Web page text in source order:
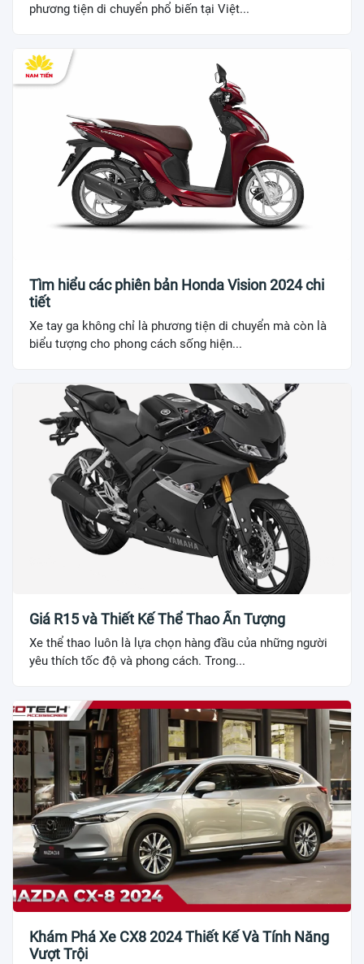
phương tiện di chuyển phổ biến tại Việt...
Tìm hiểu các phiên bản Honda Vision 2024 chi
tiết
Xe tay ga không chỉ là phương tiện di chuyển mà còn là
biểu tượng cho phong cách sống hiện...
Giá R15 và Thiết Kế Thể Thao Ấn Tượng
Xe thể thao luôn là lựa chọn hàng đầu của những người
yêu thích tốc độ và phong cách. Trong...
Khám Phá Xe CX8 2024 Thiết Kế Và Tính Năng
Vượt Trội